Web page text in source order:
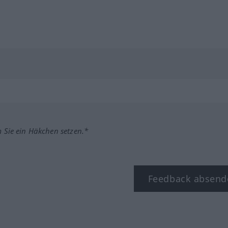
ein Häkchen setzen.*
Feedback